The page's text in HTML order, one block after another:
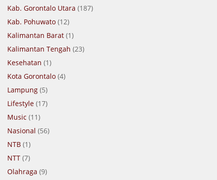
Kab. Gorontalo Utara (187)
Kab. Pohuwato (12)
Kalimantan Barat (1)
Kalimantan Tengah (23)
Kesehatan (1)
Kota Gorontalo (4)
Lampung (5)
Lifestyle (17)
Music (11)
Nasional (56)
NTB (1)
NTT (7)
Olahraga (9)